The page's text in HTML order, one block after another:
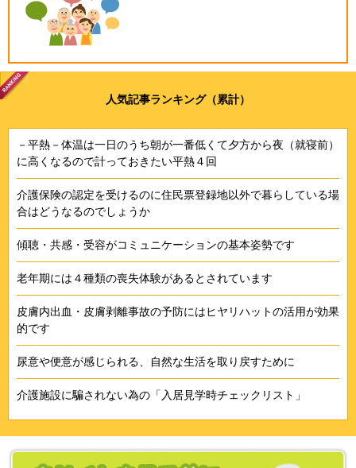
人気記事ランキング（累計）
－平熱－体温は一日のうち朝が一番低くて夕方から夜（就寝前）
に高くなるので計っておきたい平熱４回
介護保険の認定を受けるのに住民票登録地以外で暮らしている場
合はどうなるのでしょうか
傾聴・共感・受容がコミュニケーションの基本姿勢です
老年期には４種類の喪失体験があるとされています
皮膚内出血・皮膚剥離事故の予防にはヒヤリハットの活用が効果
的です
尿意や便意が感じられる、自然な生活を取り戻すために
介護施設に騙されない為の「入居見学時チェックリスト」